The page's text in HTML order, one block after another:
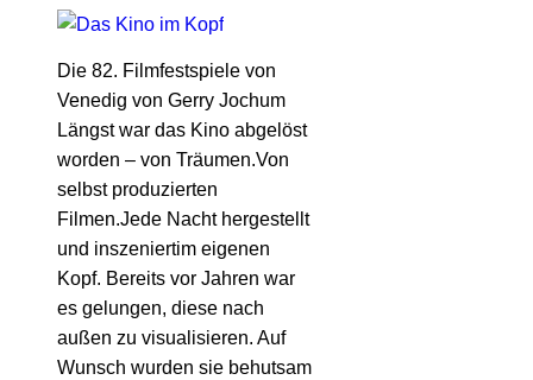
Die 82. Filmfestspiele von
Venedig von Gerry Jochum
Längst war das Kino abgelöst
worden – von Träumen.Von
selbst produzierten
Filmen.Jede Nacht hergestellt
und inszeniertim eigenen
Kopf. Bereits vor Jahren war
es gelungen, diese nach
außen zu visualisieren. Auf
Wunsch wurden sie behutsam